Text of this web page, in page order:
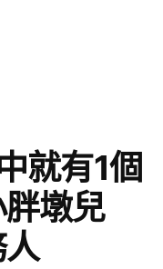
就有1個
墩兒